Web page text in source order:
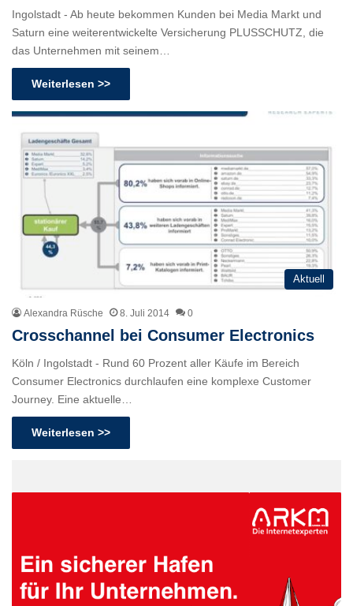
Ingolstadt - Ab heute bekommen Kunden bei Media Markt und
Saturn eine weiterentwickelte Versicherung PLUSSCHUTZ, die
das Unternehmen mit seinem…
Weiterlesen >>
Aktuell
Alexandra Rüsche 8. Juli 2014 0
Crosschannel bei Consumer Electronics
Köln / Ingolstadt - Rund 60 Prozent aller Käufe im Bereich
Consumer Electronics durchlaufen eine komplexe Customer
Journey. Eine aktuelle…
Weiterlesen >>